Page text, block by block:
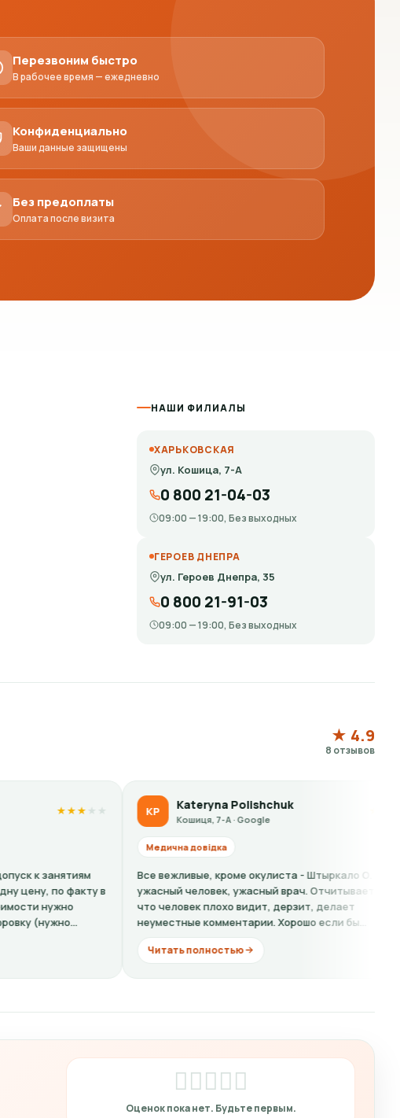
Перезвоним быстро
В рабочее время — ежедневно
Конфиденциально
Ваши данные защищены
Без предоплаты
Оплата после визита
НАШИ ФИЛИАЛЫ
ХАРЬКОВСКАЯ
ул. Кошица, 7-А
0 800 21-04-03
09:00 — 19:00, Без выходных
ГЕРОЕВ ДНЕПРА
ул. Героев Днепра, 35
0 800 21-91-03
09:00 — 19:00, Без выходных
★ 4.9
8 отзывов
Kateryna Polishchuk
Кошиця, 7-А · Google
★★★★★
Все вежливые, кроме окулиста - Штыркало О. -
ужасный человек, ужасный врач. Отчитывает за то
что человек плохо видит, дерзит, делает
неуместные комментарии. Хорошо если бы...
Кошмарный
на справку
хамовитая
ещё...